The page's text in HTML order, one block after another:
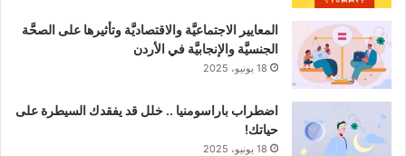
المعايير الاجتماعيَّة والاقتصاديَّة وتأثيرها على الصحَّة
الجنسيَّة والإنجابيَّة في الأردن
18 يونيو، 2025
اضطراب باراسومنيا .. خلل قد يفقدك السيطرة على
حياتك!
18 يونيو، 2025